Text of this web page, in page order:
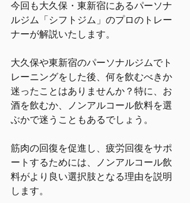
今回も大久保・東新宿にあるパーソナ
ルジム「シフトジム」のプロのトレー
ナーが解説いたします。
大久保や東新宿のパーソナルジムでト
レーニングをした後、何を飲むべきか
迷ったことはありませんか？特に、お
酒を飲むか、ノンアルコール飲料を選
ぶかで迷うこともあるでしょう。
筋肉の回復を促進し、疲労回復をサポ
ートするためには、ノンアルコール飲
料がより良い選択肢となる理由を説明
します。